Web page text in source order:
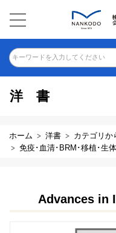
キーワードを入力してください
洋書
ホーム 洋書 カテゴリか
免疫･血清･BRM･移植･生
Advances in